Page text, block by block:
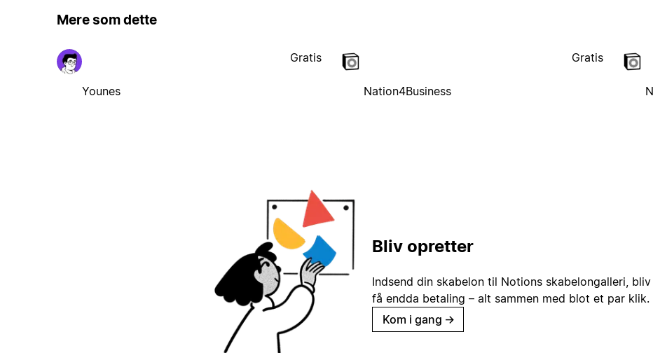
Mere som dette
Younes
Gratis
Nation4Business
Gratis
Bliv opretter
Indsend din skabelon til Notions skabelongalleri,
få endda betaling – alt sammen med blot et par klik.
Kom i gang →